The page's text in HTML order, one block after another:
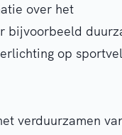
over het
bijvoorbeeld
op
verduurzamen